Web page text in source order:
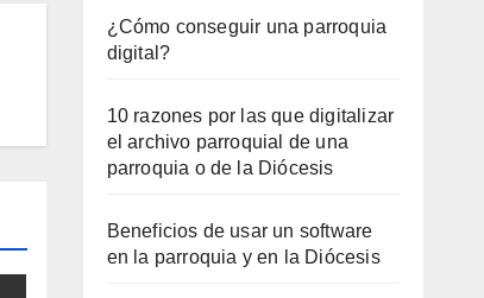
¿Cómo conseguir una parroquia
digital?
10 razones por las que digitalizar
el archivo parroquial de una
parroquia o de la Diócesis
Beneficios de usar un software
en la parroquia y en la Diócesis